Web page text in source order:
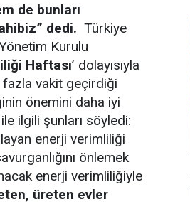
de bunları
dedi. Türkiye
Kurulu
Haftası’ dolayısıyla
fazla vakit geçirdiği
önemini daha iyi
ilgili şunları söyledi:
enerji verimliliği
önlemek
enerji verimliliğiyle
üreten evler